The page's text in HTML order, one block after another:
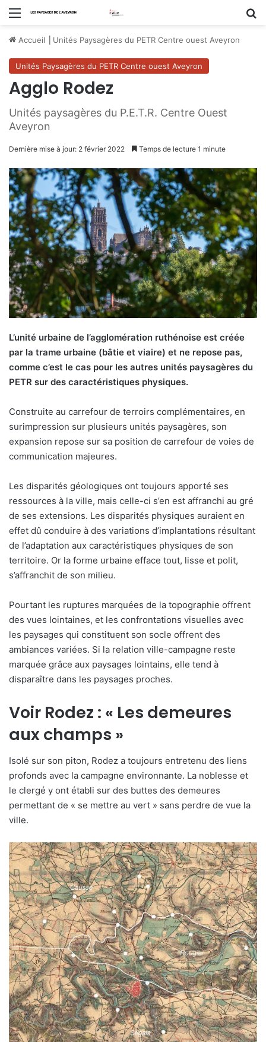
Menu
Accueil Unités Paysagères du PETR Centre ouest Aveyron
Unités Paysagères du PETR Centre ouest Aveyron
Agglo Rodez
Unités paysagères du P.E.T.R. Centre Ouest
Aveyron
Dernière mise à jour: 2 février 2022 Temps de lecture 1 minute
L’unité urbaine de l’agglomération ruthénoise est créée
par la trame urbaine (bâtie et viaire) et ne repose pas,
comme c’est le cas pour les autres unités paysagères du
PETR sur des caractéristiques physiques.
Construite au carrefour de terroirs complémentaires, en
surimpression sur plusieurs unités paysagères, son
expansion repose sur sa position de carrefour de voies de
communication majeures.
Les disparités géologiques ont toujours apporté ses
ressources à la ville, mais celle-ci s’en est affranchi au gré
de ses extensions. Les disparités physiques auraient en
effet dû conduire à des variations d’implantations résultant
de l’adaptation aux caractéristiques physiques de son
territoire. Or la forme urbaine efface tout, lisse et polit,
s’affranchit de son milieu.
Pourtant les ruptures marquées de la topographie offrent
des vues lointaines, et les confrontations visuelles avec
les paysages qui constituent son socle offrent des
ambiances variées. Si la relation ville-campagne reste
marquée grâce aux paysages lointains, elle tend à
disparaître dans les paysages proches.
Voir Rodez : « Les demeures
aux champs »
Isolé sur son piton, Rodez a toujours entretenu des liens
profonds avec la campagne environnante. La noblesse et
le clergé y ont établi sur des buttes des demeures
permettant de « se mettre au vert » sans perdre de vue la
ville.